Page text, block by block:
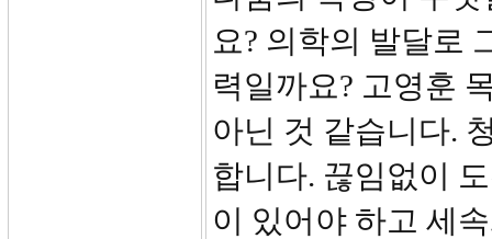
요? 의학의 발달로
력일까요? 고영훈
아닌 것 같습니다.
합니다. 끊임없이
이 있어야 하고 세